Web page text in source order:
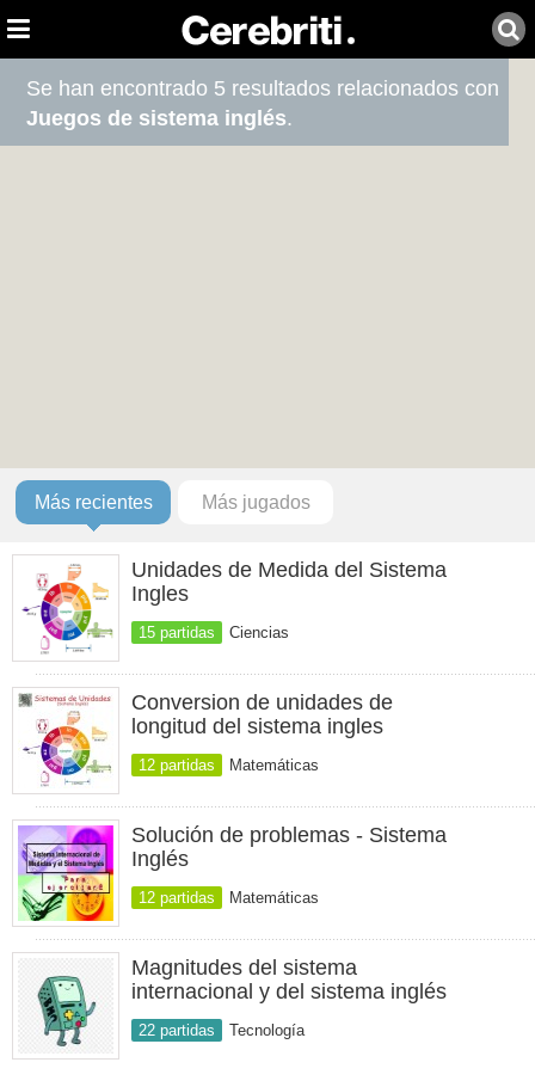
Se han encontrado 5 resultados relacionados con
Juegos de sistema inglés.
Más recientes Más jugados
Unidades de Medida del Sistema
Ingles
15 partidas Ciencias
Conversion de unidades de
longitud del sistema ingles
12 partidas Matemáticas
Solución de problemas - Sistema
Inglés
12 partidas Matemáticas
Magnitudes del sistema
internacional y del sistema inglés
22 partidas Tecnología